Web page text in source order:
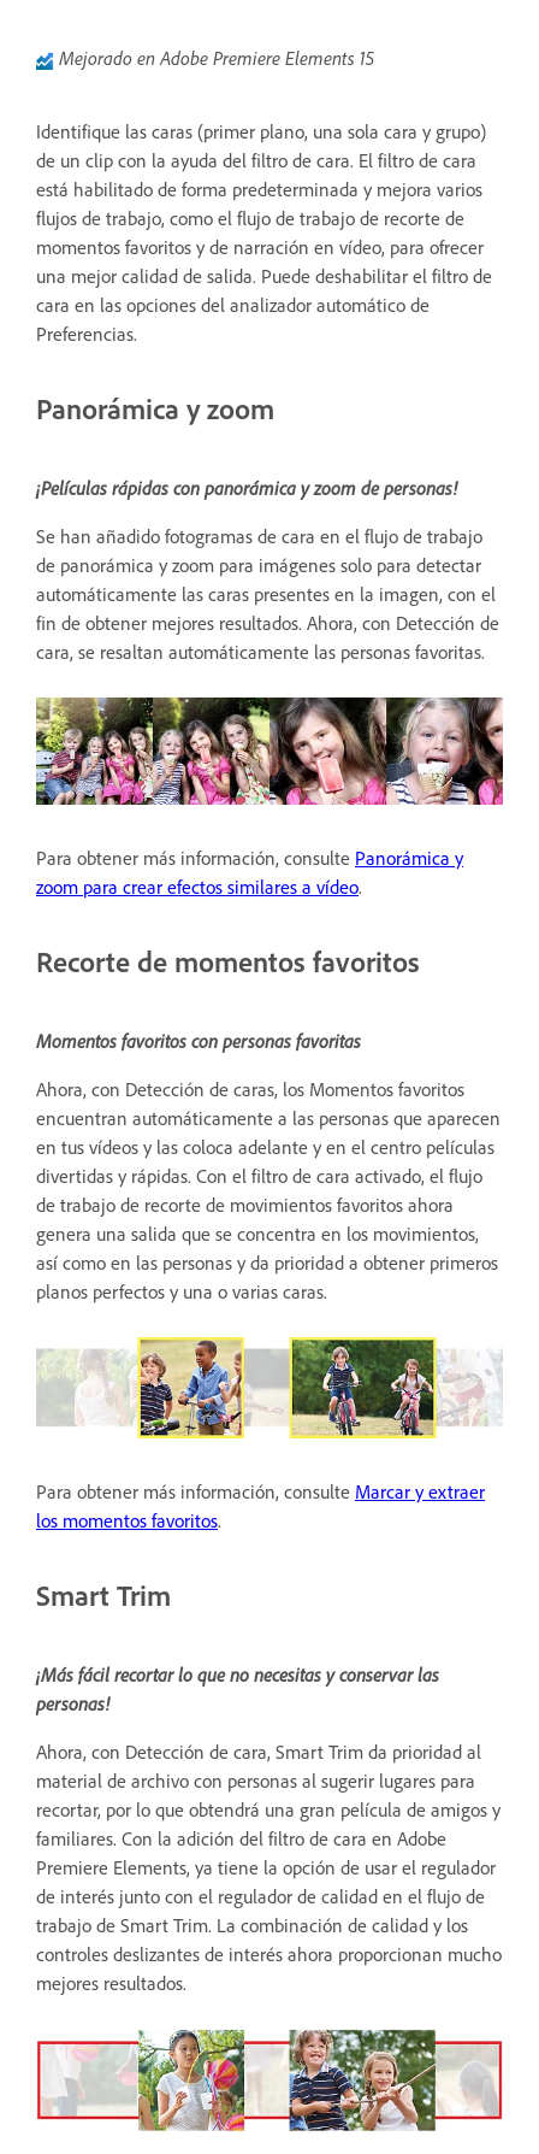
Mejorado en Adobe Premiere Elements 15
Identifique las caras (primer plano, una sola cara y grupo)
de un clip con la ayuda del filtro de cara. El filtro de cara
está habilitado de forma predeterminada y mejora varios
flujos de trabajo, como el flujo de trabajo de recorte de
momentos favoritos y de narración en vídeo, para ofrecer
una mejor calidad de salida. Puede deshabilitar el filtro de
cara en las opciones del analizador automático de
Preferencias.
Panorámica y zoom
¡Películas rápidas con panorámica y zoom de personas!
Se han añadido fotogramas de cara en el flujo de trabajo
de panorámica y zoom para imágenes solo para detectar
automáticamente las caras presentes en la imagen, con el
fin de obtener mejores resultados. Ahora, con Detección de
cara, se resaltan automáticamente las personas favoritas.
Para obtener más información, consulte Panorámica y
zoom para crear efectos similares a vídeo.
Recorte de momentos favoritos
Momentos favoritos con personas favoritas
Ahora, con Detección de caras, los Momentos favoritos
encuentran automáticamente a las personas que aparecen
en tus vídeos y las coloca adelante y en el centro películas
divertidas y rápidas. Con el filtro de cara activado, el flujo
de trabajo de recorte de movimientos favoritos ahora
genera una salida que se concentra en los movimientos,
así como en las personas y da prioridad a obtener primeros
planos perfectos y una o varias caras.
Para obtener más información, consulte Marcar y extraer
los momentos favoritos.
Smart Trim
¡Más fácil recortar lo que no necesitas y conservar las
personas!
Ahora, con Detección de cara, Smart Trim da prioridad al
material de archivo con personas al sugerir lugares para
recortar, por lo que obtendrá una gran película de amigos y
familiares. Con la adición del filtro de cara en Adobe
Premiere Elements, ya tiene la opción de usar el regulador
de interés junto con el regulador de calidad en el flujo de
trabajo de Smart Trim. La combinación de calidad y los
controles deslizantes de interés ahora proporcionan mucho
mejores resultados.